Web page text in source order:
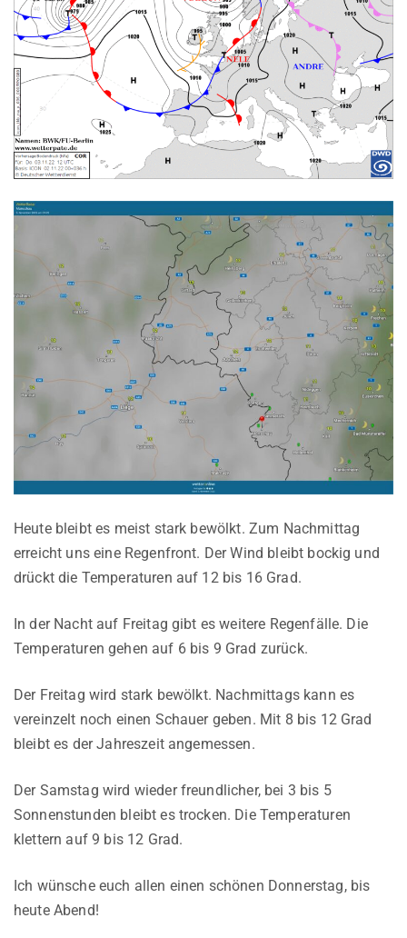
Heute bleibt es meist stark bewölkt. Zum Nachmittag
erreicht uns eine Regenfront. Der Wind bleibt bockig und
drückt die Temperaturen auf 12 bis 16 Grad.
In der Nacht auf Freitag gibt es weitere Regenfälle. Die
Temperaturen gehen auf 6 bis 9 Grad zurück.
Der Freitag wird stark bewölkt. Nachmittags kann es
vereinzelt noch einen Schauer geben. Mit 8 bis 12 Grad
bleibt es der Jahreszeit angemessen.
Der Samstag wird wieder freundlicher, bei 3 bis 5
Sonnenstunden bleibt es trocken. Die Temperaturen
klettern auf 9 bis 12 Grad.
Ich wünsche euch allen einen schönen Donnerstag, bis
heute Abend!